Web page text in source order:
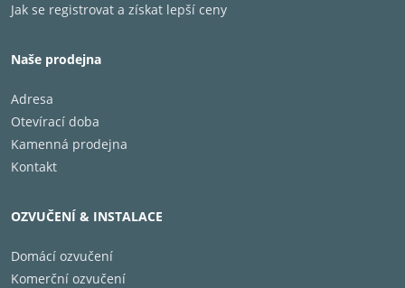
Jak se registrovat a získat lepší ceny
Naše prodejna
Adresa
Otevírací doba
Kamenná prodejna
Kontakt
OZVUČENÍ & INSTALACE
Domácí ozvučení
Komerční ozvučení